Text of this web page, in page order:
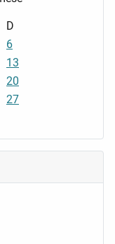
D
6
13
20
27